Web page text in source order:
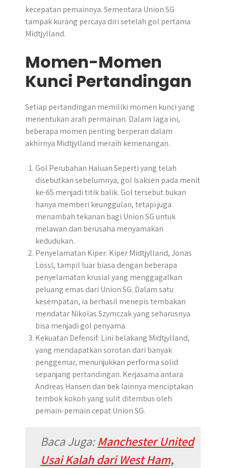
kecepatan pemainnya. Sementara Union SG
tampak kurang percaya diri setelah gol pertama
Midtjylland.
Momen-Momen
Kunci Pertandingan
Setiap pertandingan memiliki momen kunci yang
menentukan arah permainan. Dalam laga ini,
beberapa momen penting berperan dalam
akhirnya Midtjylland meraih kemenangan.
Gol Perubahan Haluan Seperti yang telah
disebutkan sebelumnya, gol Isaksen pada menit
ke-65 menjadi titik balik. Gol tersebut bukan
hanya memberi keunggulan, tetapi juga
menambah tekanan bagi Union SG untuk
melawan dan berusaha menyamakan
kedudukan.
Penyelamatan Kiper: Kiper Midtjylland, Jonas
Lössl, tampil luar biasa dengan beberapa
penyelamatan krusial yang menggagalkan
peluang emas dari Union SG. Dalam satu
kesempatan, ia berhasil menepis tembakan
mendatar Nikolas Szymczak yang seharusnya
bisa menjadi gol penyama.
Kekuatan Defensif: Lini belakang Midtjylland,
yang mendapatkan sorotan dari banyak
penggemar, menunjukkan performa solid
sepanjang pertandingan. Kerjasama antara
Andreas Hansen dan bek lainnya menciptakan
tembok kokoh yang sulit ditembus oleh
pemain-pemain cepat Union SG.
Baca Juga:Manchester United
Usai Kalah dari West Ham,